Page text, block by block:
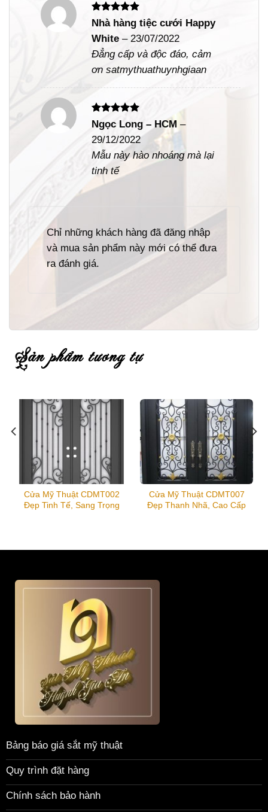
Được xếp
sao
Nhà hàng tiệc cưới Happy
White– 23/07/2022
Đẳng cấp và độc đáo, cảm
ơn satmythuathuynhgiaan
Được xếp
hạng
sao
Ngọc Long – HCM–
29/12/2022
Mẫu này hào nhoáng mà lại
tinh tế
Chỉ những khách hàng đã đăng nhập
và mua sản phẩm này mới có thể đưa
ra đánh giá.
sản phẩm tương tự
Cửa Mỹ Thuật CDMT002
Đẹp Tinh Tế, Sang Trọng
Cửa Mỹ Thuật CDMT007
Đẹp Thanh Nhã, Cao Cấp
Bảng báo giá sắt mỹ thuật
Quy trình đặt hàng
Chính sách bảo hành